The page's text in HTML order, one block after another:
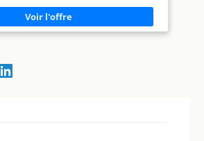
qualité
sélectionnés de haute qualité
performance antisalissure,
ergonomique, son design évolutif permet
comme meuble de rangement pour
! Dimensions globales : L. 80 x l. 72 x H. 95
de la partie à langer : L. 51.50 x l. 70 x H.